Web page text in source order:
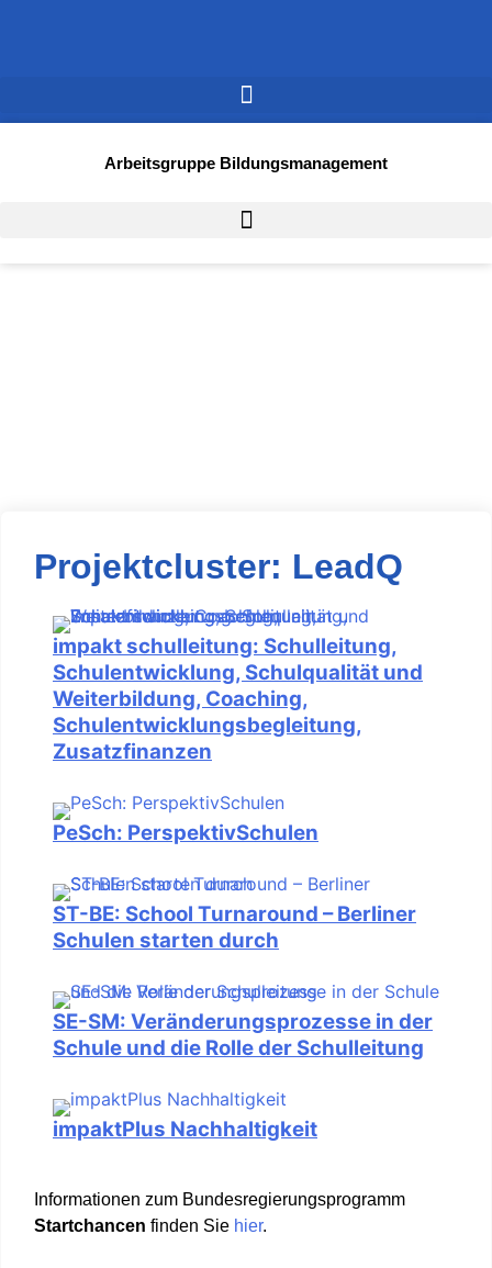
Arbeitsgruppe Bildungsmanagement
Projektcluster: LeadQ
impakt schulleitung: Schulleitung,
Schulentwicklung, Schulqualität und
Weiterbildung, Coaching,
Schulentwicklungsbegleitung,
Zusatzfinanzen
PeSch: PerspektivSchulen
ST-BE: School Turnaround – Berliner
Schulen starten durch
SE-SM: Veränderungsprozesse in der
Schule und die Rolle der Schulleitung
impaktPlus Nachhaltigkeit
Informationen zum Bundesregierungsprogramm
Startchancen finden Sie hier.